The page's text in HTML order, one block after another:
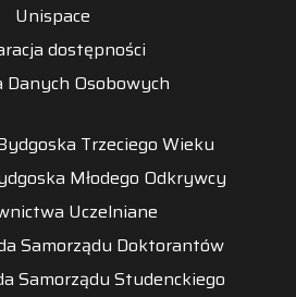
Unispace
dostępności
Danych Osobowych
Trzeciego Wieku
Młodego Odkrywcy
Uczelniane
Samorządu Doktorantów
Samorządu Studenckiego